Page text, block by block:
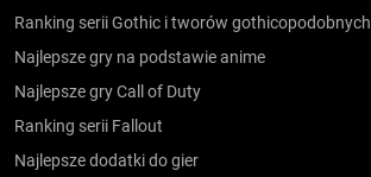
Ranking serii Gothic i tworów gothicopodobnych
Najlepsze gry na podstawie anime
Najlepsze gry Call of Duty
Ranking serii Fallout
Najlepsze dodatki do gier